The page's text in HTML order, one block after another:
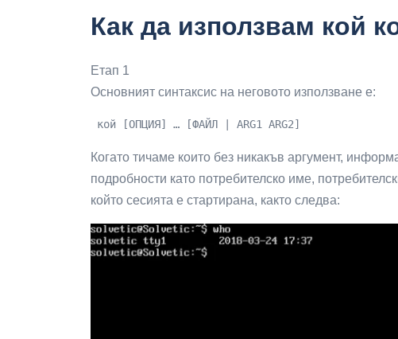
Как да използвам кой
Етап 1
Основният синтаксис на неговото използване е:
кой [ОПЦИЯ] … [ФАЙЛ | ARG1 ARG2]
Когато тичаме които без никакъв аргумент,
подробности като потребителско име,
който сесията е стартирана, както следва: